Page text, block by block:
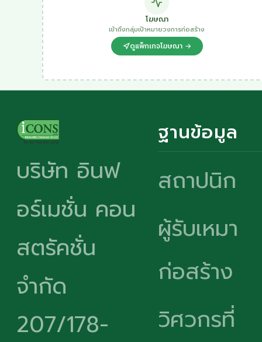
โฆษณา
เข้าถึงกลุ่มเป้าหมายวงการก่อสร้าง
ดูแพ็กเกจโฆษณา →
บริษัท อินฟ
อร์เมชั่น คอน
สตรัคชั่น
จำกัด
207/178-
ฐานข้อมูล
สถาปนิก
ผู้รับเหมา
ก่อสร้าง
วิศวกรที่